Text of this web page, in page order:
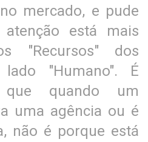
mercado, e pude
está mais
"Recursos" dos
"Humano". É
que quando um
uma agência ou é
não é porque está